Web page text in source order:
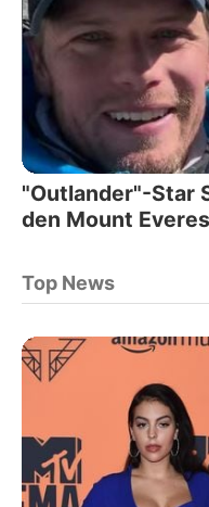
"Outlander"-Star
den Mount
Top News